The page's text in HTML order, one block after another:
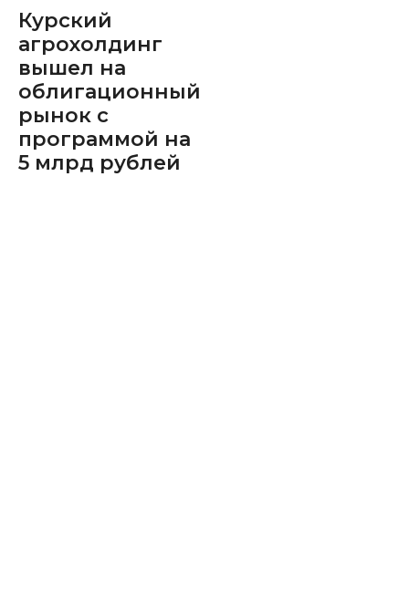
Курский
агрохолдинг
вышел на
облигационный
рынок с
программой на
5 млрд рублей